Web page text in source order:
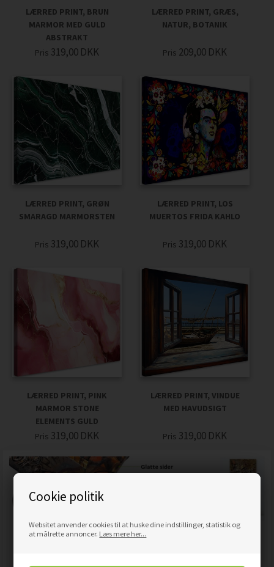
Cookie politik
Websitet anvender cookies til at huske dine indstillinger, statistik og
at målrette annoncer. Læs mere her...
LÆRRED PRINT, BRUN
MARMOR MED GULD
ABSTRAKT
Pris 319,00 DKK
LÆRRED PRINT, GRÆS,
NATUR, BOTANIK
Pris 209,00 DKK
LÆRRED PRINT, GRØN
SMARAGD MARMORSTEN
Pris 319,00 DKK
LÆRRED PRINT, LOS
MUERTOS FRIDA KAHLO
Pris 319,00 DKK
LÆRRED PRINT, PINK
MARMOR STONE
ELEMENTS GULD
Pris 319,00 DKK
LÆRRED PRINT, VINDUE
MED HAVUDSIGT
Pris 319,00 DKK